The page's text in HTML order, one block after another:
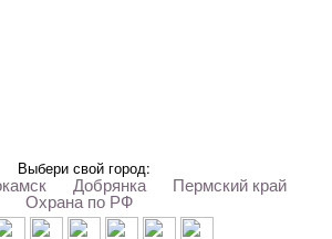
Выбери свой город:
Добрянка Пермский край
Охрана по РФ